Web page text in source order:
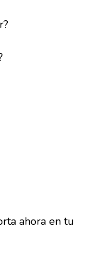
ahora en tu